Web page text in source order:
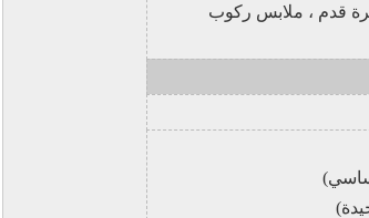
قدم ، ملابس ركوب